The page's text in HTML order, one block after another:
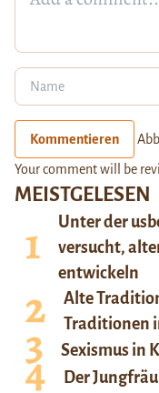
MEISTGELESEN
Unter der
versucht,
entwickeln
Alte
Traditionen
Sexismus in
Der
Kommentieren
Your comment will be